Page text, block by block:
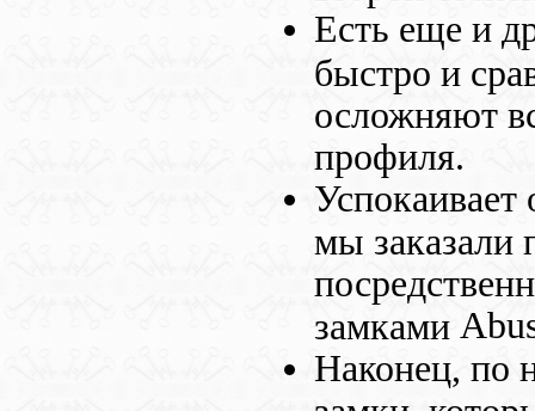
Есть еще и
быстро и
осложняют
профиля.
мы заказали
замками
Наконец, по